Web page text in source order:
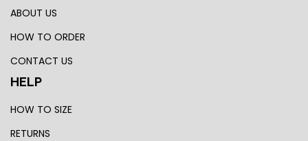
ABOUT US
HOW TO ORDER
CONTACT US
HELP
HOW TO SIZE
RETURNS